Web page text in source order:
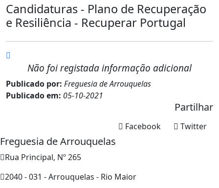
Candidaturas - Plano de Recuperação
e Resiliência - Recuperar Portugal
Não foi registada informação adicional
Publicado por: Freguesia de Arrouquelas
Publicado em: 05-10-2021
Partilhar
Twitter
Facebook
Freguesia de Arrouquelas
Rua Principal, Nº 265
2040 - 031 - Arrouquelas - Rio Maior